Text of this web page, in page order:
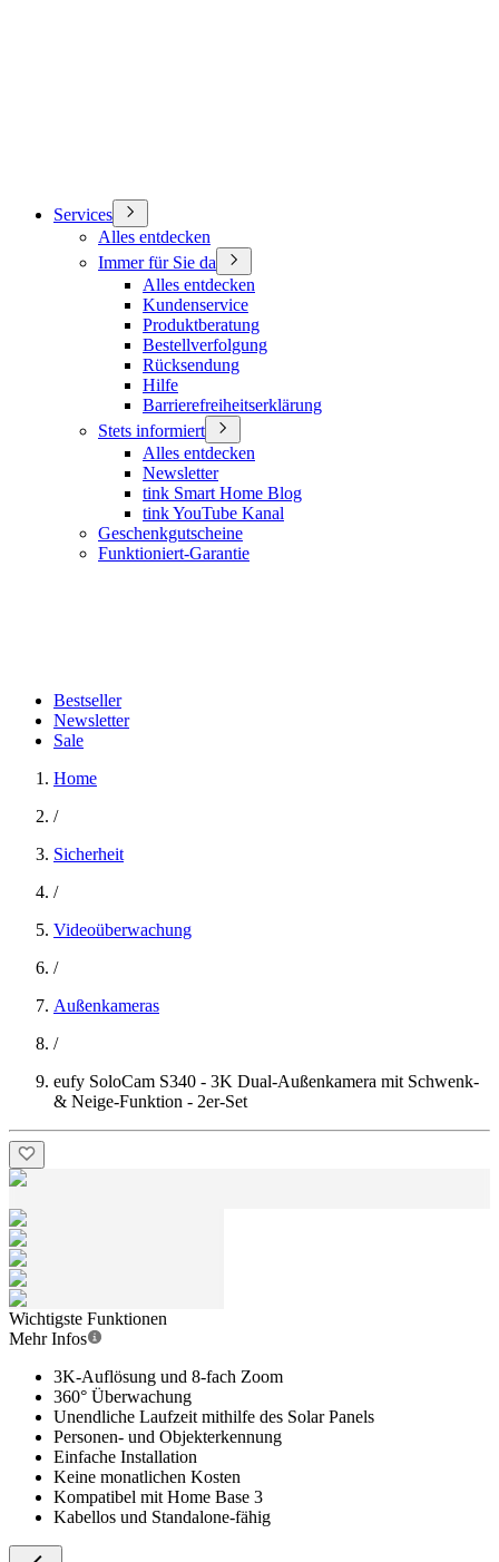
Services
Alles entdecken
Immer für Sie da
Alles entdecken
Kundenservice
Produktberatung
Bestellverfolgung
Rücksendung
Hilfe
Barrierefreiheitserklärung
Stets informiert
Alles entdecken
Newsletter
tink Smart Home Blog
tink YouTube Kanal
Geschenkgutscheine
Funktioniert-Garantie
Bestseller
Newsletter
Sale
Home
/
Sicherheit
/
Videoüberwachung
/
Außenkameras
/
eufy SoloCam S340 - 3K Dual-Außenkamera mit Schwenk-
& Neige-Funktion - 2er-Set
Wichtigste Funktionen
Mehr Infos
3K-Auflösung und 8-fach Zoom
360° Überwachung
Unendliche Laufzeit mithilfe des Solar Panels
Personen- und Objekterkennung
Einfache Installation
Keine monatlichen Kosten
Kompatibel mit Home Base 3
Kabellos und Standalone-fähig